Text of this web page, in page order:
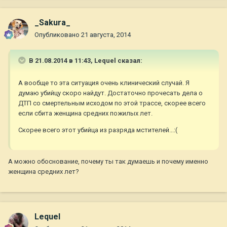
_Sakura_
Опубликовано 21 августа, 2014
В 21.08.2014 в 11:43, Lequel сказал:
А вообще то эта ситуация очень клинический случай. Я
думаю убийцу скоро найдут. Достаточно прочесать дела о
ДТП со смертельным исходом по этой трассе, скорее всего
если сбита женщина средних пожилых лет.
Скорее всего этот убийца из разряда мстителей...:(
А можно обоснование, почему ты так думаешь и почему именно
женщина средних лет?
Lequel